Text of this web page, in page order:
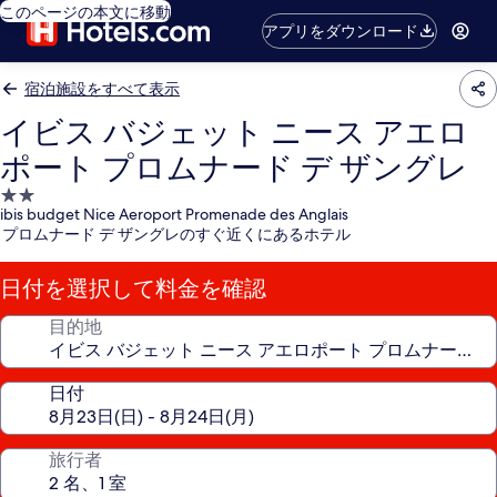
このページの本文に移動
アプリをダウンロード
宿泊施設をすべて表示
イビス バジェット ニース アエロ
ポート プロムナード デ ザングレ
2.0
つ
星
宿
泊
施
ibis budget Nice Aeroport Promenade des Anglais
プロムナード デ ザングレのすぐ近くにあるホテル
日付を選択して料金を確認
目的地
日付
旅行者